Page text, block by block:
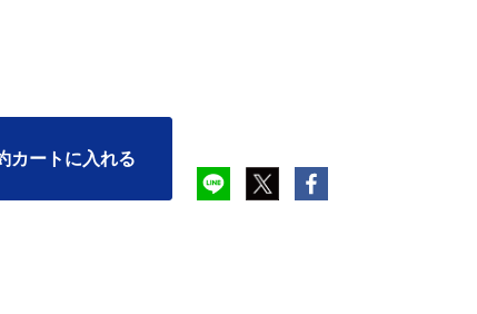
カートに入れる